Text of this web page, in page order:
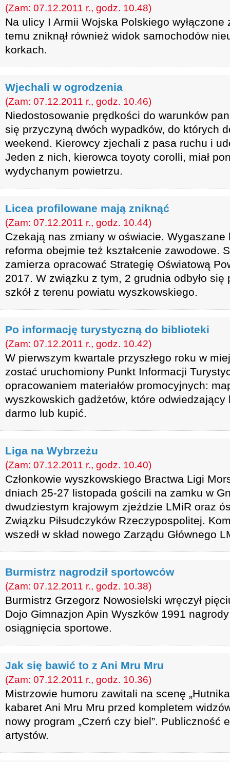
(Zam: 07.12.2011 r., godz. 10.48)
Na ulicy I Armii Wojska Polskiego wyłączone
temu zniknął również widok samochodów
korkach.
Wjechali w ogrodzenia
(Zam: 07.12.2011 r., godz. 10.46)
Niedostosowanie prędkości do warunków
się przyczyną dwóch wypadków, do których
weekend. Kierowcy zjechali z pasa ruchu i
Jeden z nich, kierowca toyoty corolli, miał
wydychanym powietrzu.
Licea profilowane mają zniknąć
(Zam: 07.12.2011 r., godz. 10.44)
Czekają nas zmiany w oświacie.
reforma obejmie też kształcenie zawodowe.
zamierza opracować Strategię Oświatową
2017. W związku z tym, 2 grudnia odbyło
szkół z terenu powiatu wyszkowskiego.
Po informację turystyczną do biblioteki
(Zam: 07.12.2011 r., godz. 10.42)
W pierwszym kwartale przyszłego roku w
zostać uruchomiony Punkt Informacji
opracowaniem materiałów promocyjnych:
wyszkowskich gadżetów, które
darmo lub kupić.
Liga na Wybrzeżu
(Zam: 07.12.2011 r., godz. 10.40)
Członkowie wyszkowskiego Bractwa Ligi
dniach 25-27 listopada gościli na zamku w
dwudziestym krajowym zjeździe LMiR oraz
Związku Piłsudczyków Rzeczypospolitej.
wszedł w skład nowego Zarządu Głównego
Burmistrz nagrodził sportowców
(Zam: 07.12.2011 r., godz. 10.38)
Burmistrz Grzegorz Nowosielski wręczył
Dojo Gimnazjon Apin Wyszków 1991
osiągnięcia sportowe.
Jak się bawić to z Ani Mru Mru
(Zam: 07.12.2011 r., godz. 10.36)
Mistrzowie humoru zawitali na scenę
kabaret Ani Mru Mru przed kompletem
nowy program „Czerń czy biel”. Publiczność
artystów.